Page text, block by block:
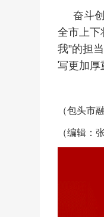
奋斗
全市上下
我”的担
写更加厚
（包头市
（编辑：